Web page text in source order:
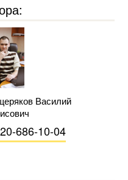
Василий
686-10-04